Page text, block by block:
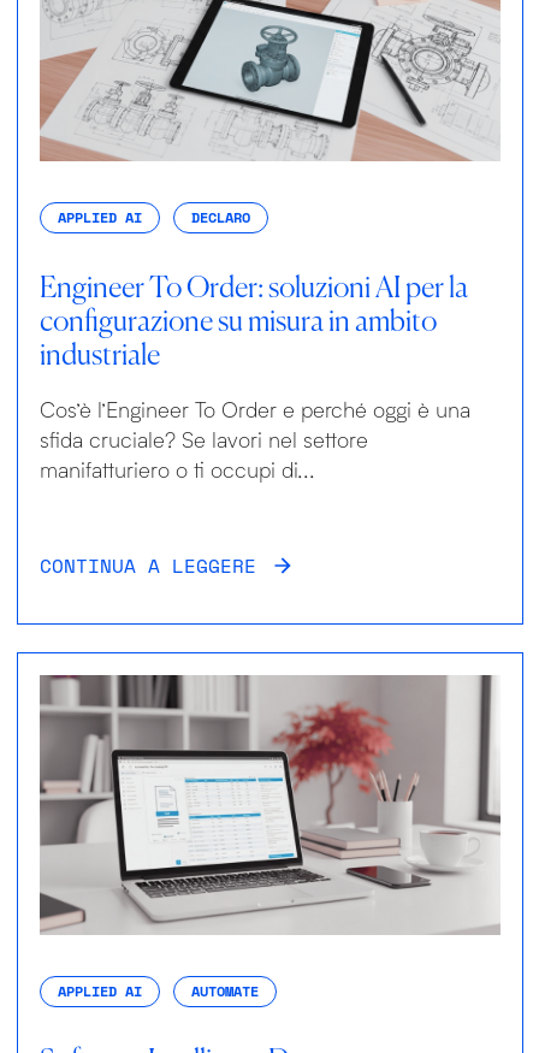
APPLIED AI DECLARO
Engineer To Order: soluzioni AI per la
configurazione su misura in ambito
industriale
Cos’è l’Engineer To Order e perché oggi è una
sfida cruciale? Se lavori nel settore
manifatturiero o ti occupi di...
CONTINUA A LEGGERE
APPLIED AI AUTOMATE